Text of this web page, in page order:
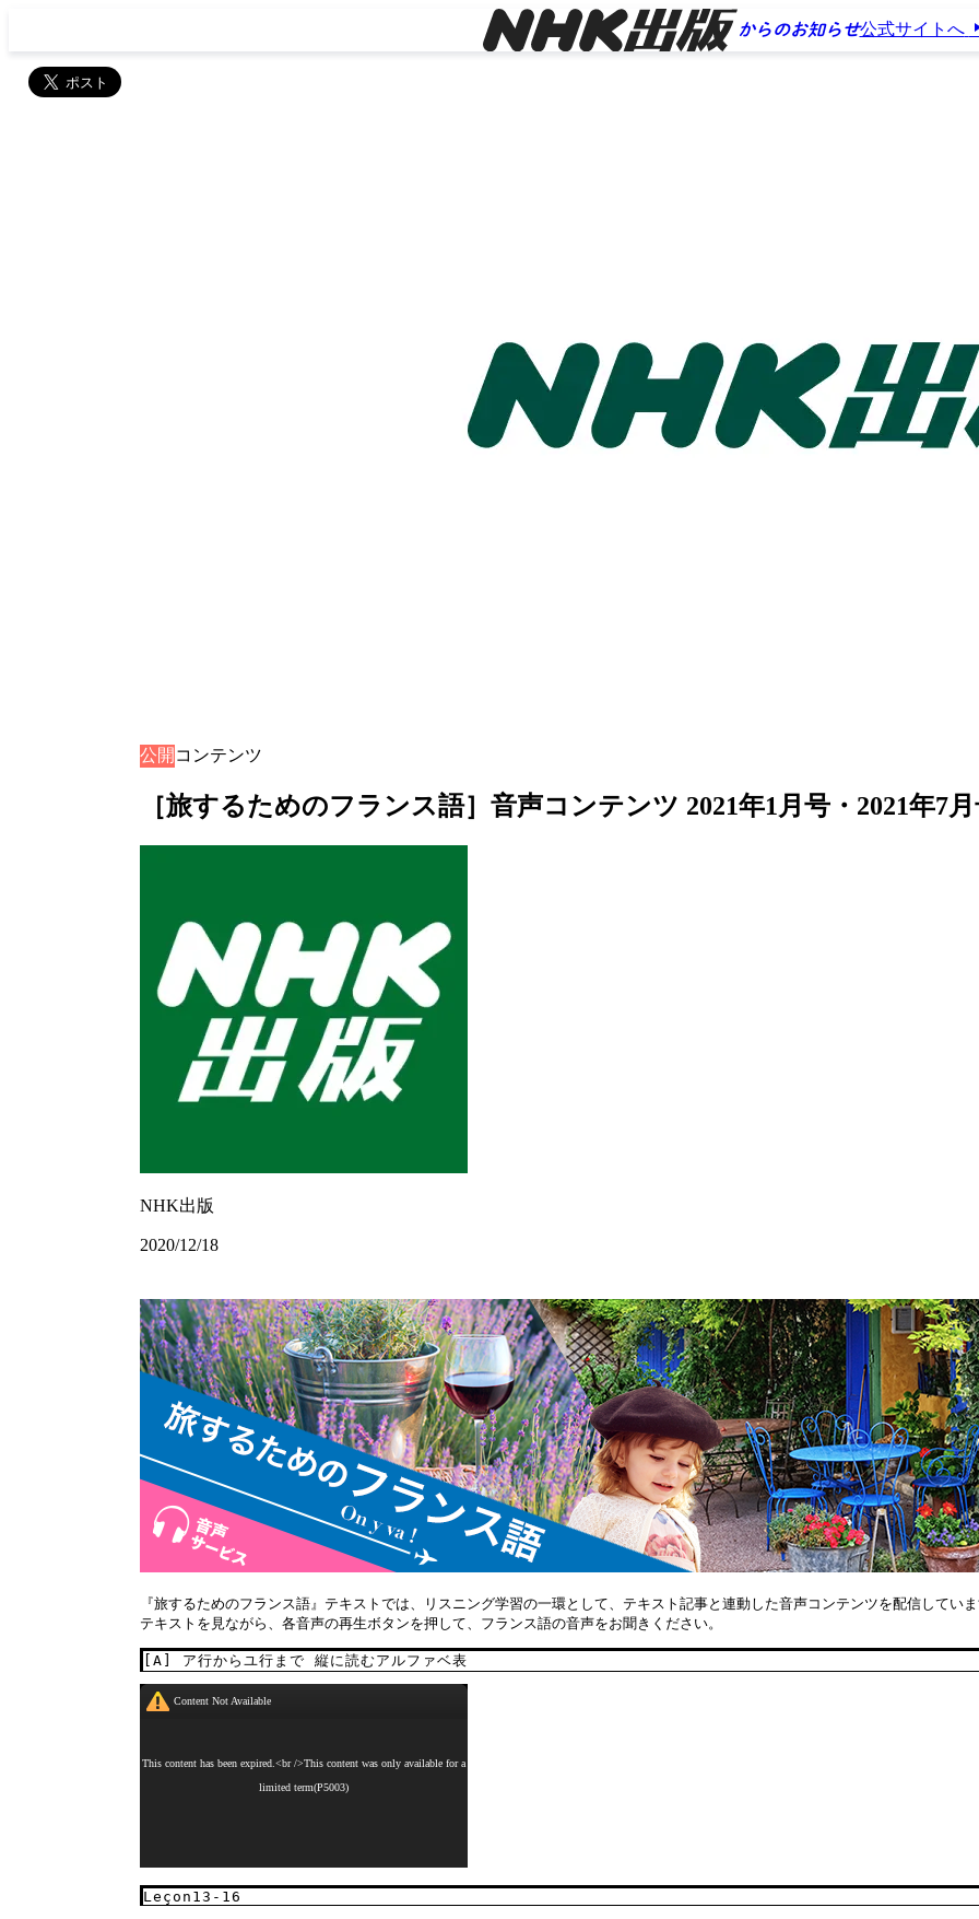
からのお知らせ公式サイトへ
公開
音声コンテンツ
［旅するためのフランス語］音声コンテンツ 2021年1月号・2021年7
NHK出版
2020/12/18
『旅するためのフランス語』テキストでは、リスニング学習の一環として、テキスト記事と連動した音声コンテンツを配信してい
テキストを見ながら、各音声の再生ボタンを押して、フランス語の音声をお聞きください。
[A] ア行からユ行まで 縦に読むアルファベ表
Leçon13-16